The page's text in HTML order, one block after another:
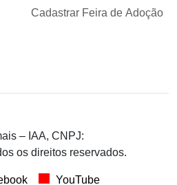
Cadastrar Feira de Adoção
– IAA, CNPJ:
os direitos reservados.
YouTube